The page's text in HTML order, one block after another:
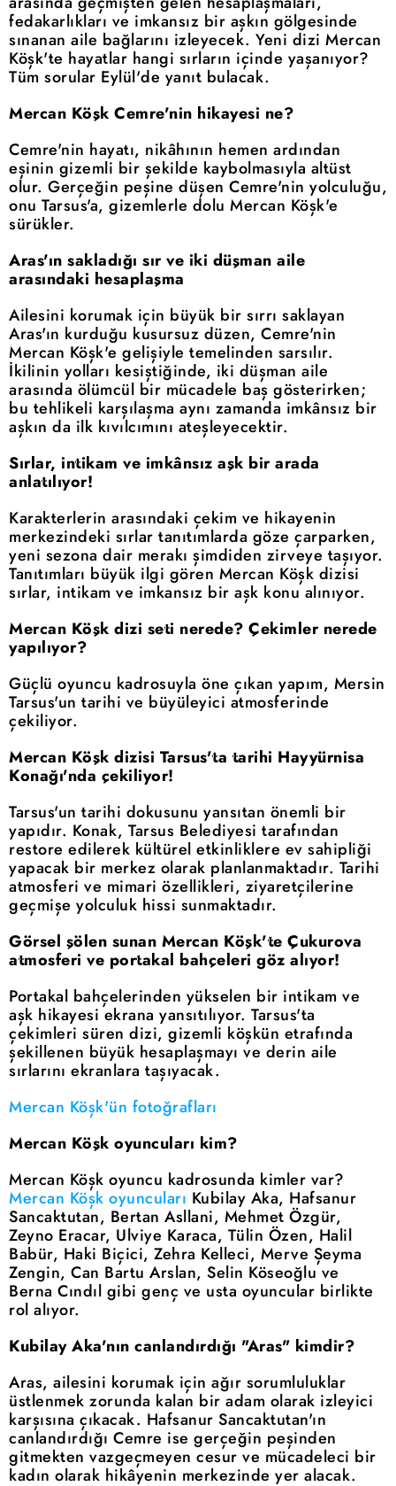
fedakarlıkları ve imkansız bir aşkın gölgesinde
sınanan aile bağlarını izleyecek. Yeni dizi Mercan
Köşk'te hayatlar hangi sırların içinde yaşanıyor?
Tüm sorular Eylül'de yanıt bulacak.
Mercan Köşk Cemre'nin hikayesi ne?
Cemre'nin hayatı, nikâhının hemen ardından
eşinin gizemli bir şekilde kaybolmasıyla altüst
olur. Gerçeğin peşine düşen Cemre'nin yolculuğu,
onu Tarsus'a, gizemlerle dolu Mercan Köşk'e
sürükler.
Aras'ın sakladığı sır ve iki düşman aile
arasındaki hesaplaşma
Ailesini korumak için büyük bir sırrı saklayan
Aras'ın kurduğu kusursuz düzen, Cemre'nin
Mercan Köşk'e gelişiyle temelinden sarsılır.
İkilinin yolları kesiştiğinde, iki düşman aile
arasında ölümcül bir mücadele baş gösterirken;
bu tehlikeli karşılaşma aynı zamanda imkânsız bir
aşkın da ilk kıvılcımını ateşleyecektir.
Sırlar, intikam ve imkânsız aşk bir arada
anlatılıyor!
Karakterlerin arasındaki çekim ve hikayenin
merkezindeki sırlar tanıtımlarda göze çarparken,
yeni sezona dair merakı şimdiden zirveye taşıyor.
Tanıtımları büyük ilgi gören Mercan Köşk dizisi
sırlar, intikam ve imkansız bir aşk konu alınıyor.
Mercan Köşk dizi seti nerede? Çekimler nerede
yapılıyor?
Güçlü oyuncu kadrosuyla öne çıkan yapım, Mersin
Tarsus'un tarihi ve büyüleyici atmosferinde
çekiliyor.
Mercan Köşk dizisi Tarsus'ta tarihi Hayyürnisa
Konağı'nda çekiliyor!
Tarsus'un tarihi dokusunu yansıtan önemli bir
yapıdır. Konak, Tarsus Belediyesi tarafından
restore edilerek kültürel etkinliklere ev sahipliği
yapacak bir merkez olarak planlanmaktadır. Tarihi
atmosferi ve mimari özellikleri, ziyaretçilerine
geçmişe yolculuk hissi sunmaktadır.
Görsel şölen sunan Mercan Köşk'te Çukurova
atmosferi ve portakal bahçeleri göz alıyor!
Portakal bahçelerinden yükselen bir intikam ve
aşk hikayesi ekrana yansıtılıyor. Tarsus'ta
çekimleri süren dizi, gizemli köşkün etrafında
şekillenen büyük hesaplaşmayı ve derin aile
sırlarını ekranlara taşıyacak.
Mercan Köşk'ün fotoğrafları
Mercan Köşk oyuncuları kim?
Mercan Köşk oyuncu kadrosunda kimler var?
Mercan Köşk oyuncuları Kubilay Aka, Hafsanur
Sancaktutan, Bertan Asllani, Mehmet Özgür,
Zeyno Eracar, Ulviye Karaca, Tülin Özen, Halil
Babür, Haki Biçici, Zehra Kelleci, Merve Şeyma
Zengin, Can Bartu Arslan, Selin Köseoğlu ve
Berna Cındıl gibi genç ve usta oyuncular birlikte
rol alıyor.
Kubilay Aka'nın canlandırdığı "Aras" kimdir?
Aras, ailesini korumak için ağır sorumluluklar
üstlenmek zorunda kalan bir adam olarak izleyici
karşısına çıkacak. Hafsanur Sancaktutan'ın
canlandırdığı Cemre ise gerçeğin peşinden
gitmekten vazgeçmeyen cesur ve mücadeleci bir
kadın olarak hikâyenin merkezinde yer alacak.